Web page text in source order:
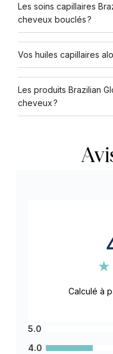
Les soins capillaires
cheveux bouclés ?
Vos huiles capillaires
Les produits Brazilian
cheveux ?
★
Calculé à
5.0
4.0